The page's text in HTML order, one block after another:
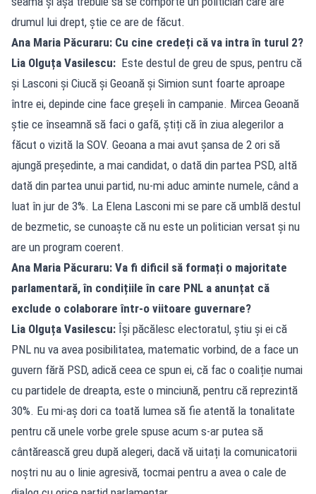
drumul lui drept, știe ce are de făcut.
Ana Maria Păcuraru: Cu cine credeți că va intra în turul 2?
Lia Olguța Vasilescu: Este destul de greu de spus, pentru că
și Lasconi și Ciucă și Geoană și Simion sunt foarte aproape
între ei, depinde cine face greșeli în campanie. Mircea Geoană
știe ce înseamnă să faci o gafă, știți că în ziua alegerilor a
făcut o vizită la SOV. Geoana a mai avut șansa de 2 ori să
ajungă președinte, a mai candidat, o dată din partea PSD, altă
dată din partea unui partid, nu-mi aduc aminte numele, când a
luat în jur de 3%. La Elena Lasconi mi se pare că umblă destul
de bezmetic, se cunoaște că nu este un politician versat și nu
are un program coerent.
Ana Maria Păcuraru: Va fi dificil să formați o majoritate
parlamentară, în condițiile în care PNL a anunțat că
exclude o colaborare într-o viitoare guvernare?
Lia Olguța Vasilescu: Își păcălesc electoratul, știu și ei că
PNL nu va avea posibilitatea, matematic vorbind, de a face un
guvern fără PSD, adică ceea ce spun ei, că fac o coaliție numai
cu partidele de dreapta, este o minciună, pentru că reprezintă
30%. Eu mi-aș dori ca toată lumea să fie atentă la tonalitate
pentru că unele vorbe grele spuse acum s-ar putea să
cântărească greu după alegeri, dacă vă uitați la comunicatorii
noștri nu au o linie agresivă, tocmai pentru a avea o cale de